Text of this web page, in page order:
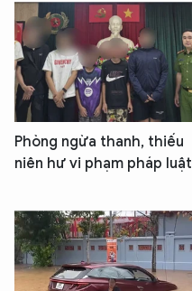
Phòng ngừa thanh, thiếu
niên hư vi phạm pháp luật